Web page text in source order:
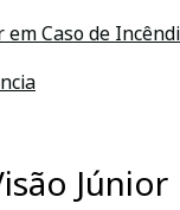
em Caso de
Júnior